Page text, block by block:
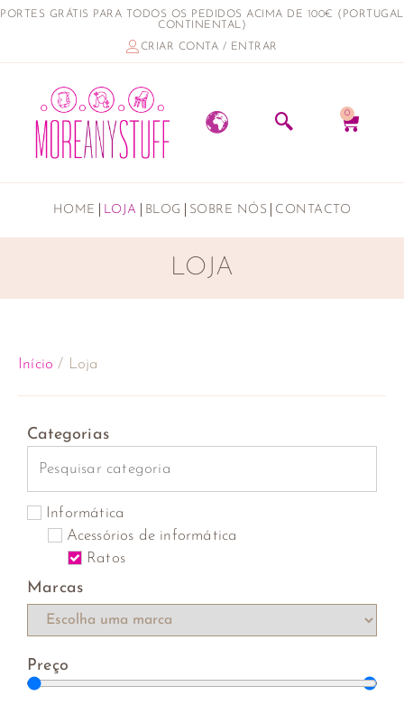
PORTES GRÁTIS PARA TODOS OS PEDIDOS ACIMA DE 100€ (PORTUGAL
CONTINENTAL)
CRIAR CONTA / ENTRAR
0
HOME LOJA BLOG SOBRE NÓS CONTACTO
LOJA
Início / Loja
Categorias
Informática
Acessórios de informática
Ratos
Marcas
Preço